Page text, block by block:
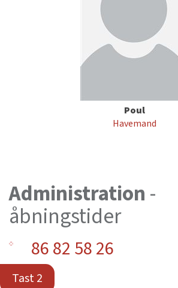
Poul
Havemand
Administration -
åbningstider
86 82 58 26
Tast 2